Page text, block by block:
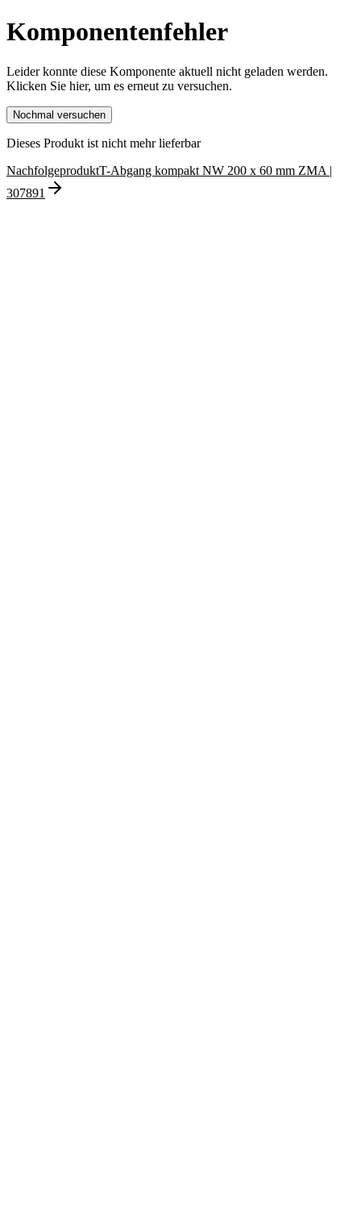
Komponentenfehler
Leider konnte diese Komponente aktuell nicht geladen werden.
Klicken Sie hier, um es erneut zu versuchen.
Nochmal versuchen
Dieses Produkt ist nicht mehr lieferbar
NachfolgeproduktT-Abgang kompakt NW 200 x 60 mm ZMA |
307891